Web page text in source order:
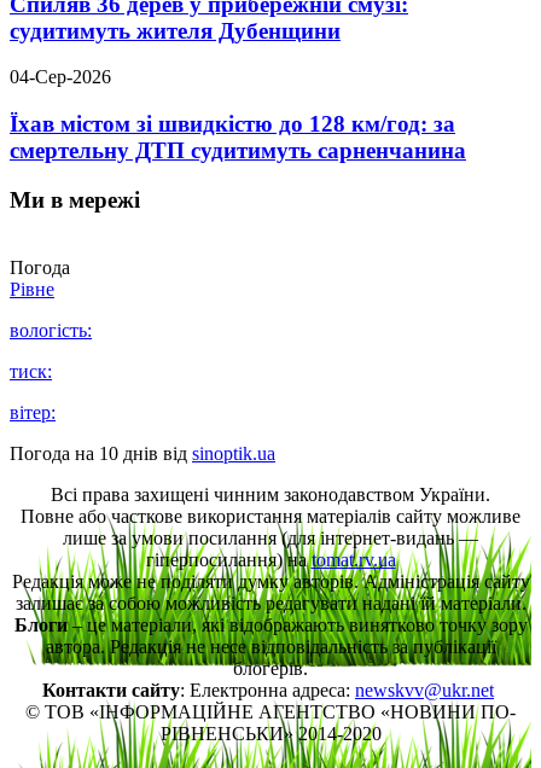
судитимуть жителя Дубенщини
04-Сер-2026
Їхав містом зі швидкістю до 128 км/год: за
смертельну ДТП судитимуть сарненчанина
Ми в мережі
Погода
Рівне
вологість:
тиск:
вітер:
Погода на 10 днів від sinoptik.ua
Всі права захищені чинним законодавством України.
Повне або часткове використання матеріалів сайту можливе
лише за умови посилання (для інтернет-видань —
гіперпосилання) наtomat.rv.ua
Редакція може не поділяти думку авторів. Адміністрація сайту
залишає за собою можливість редагувати надані їй матеріали.
Блоги– це матеріали, які відображають винятково точку зору
автора. Редакція не несе відповідальність за публікації
блогерів.
Контакти сайту: Електронна адреса: newskvv@ukr.net
© ТОВ «ІНФОРМАЦІЙНЕ АГЕНТСТВО «НОВИНИ ПО-
РІВНЕНСЬКИ» 2014-2020